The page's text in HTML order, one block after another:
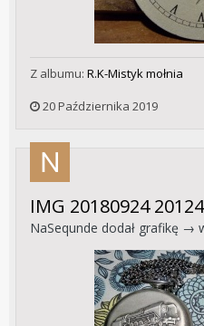
Z albumu: R.K-Mistyk mołnia
20 Października 2019
IMG 20180924
NaSequnde dodał grafikę →